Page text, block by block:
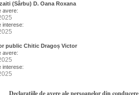
(Sârbu) D. Oana Roxana
avere:
public Chitic Dragoș Victor
avere:
Declarațiile de avere ale persoanelor din conducere